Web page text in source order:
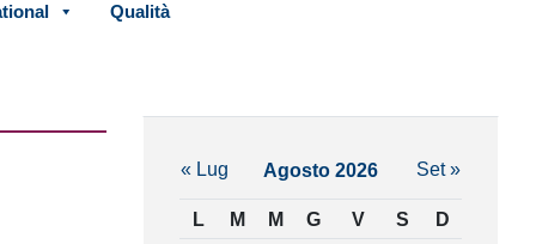
Qualità
Agosto 2026
L M M G V S D
« Lug Set »